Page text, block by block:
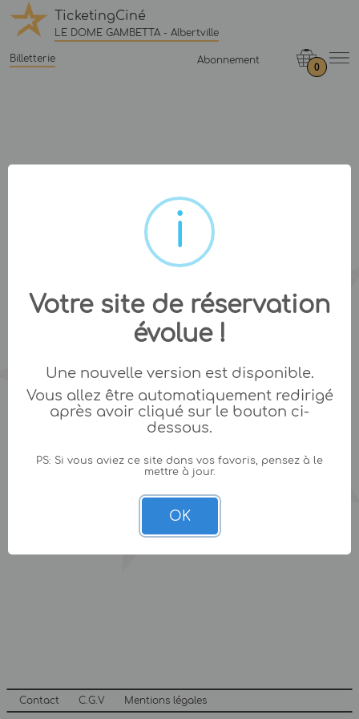
TicketingCiné
LE DOME GAMBETTA - Albertville
Billetterie Abonnement
0
Contact C.G.V Mentions légales
Votre site de réservation
évolue !
Une nouvelle version est disponible.
Vous allez être automatiquement redirigé
après avoir cliqué sur le bouton ci-
dessous.
PS: Si vous aviez ce site dans vos favoris, pensez à le
mettre à jour.
OK